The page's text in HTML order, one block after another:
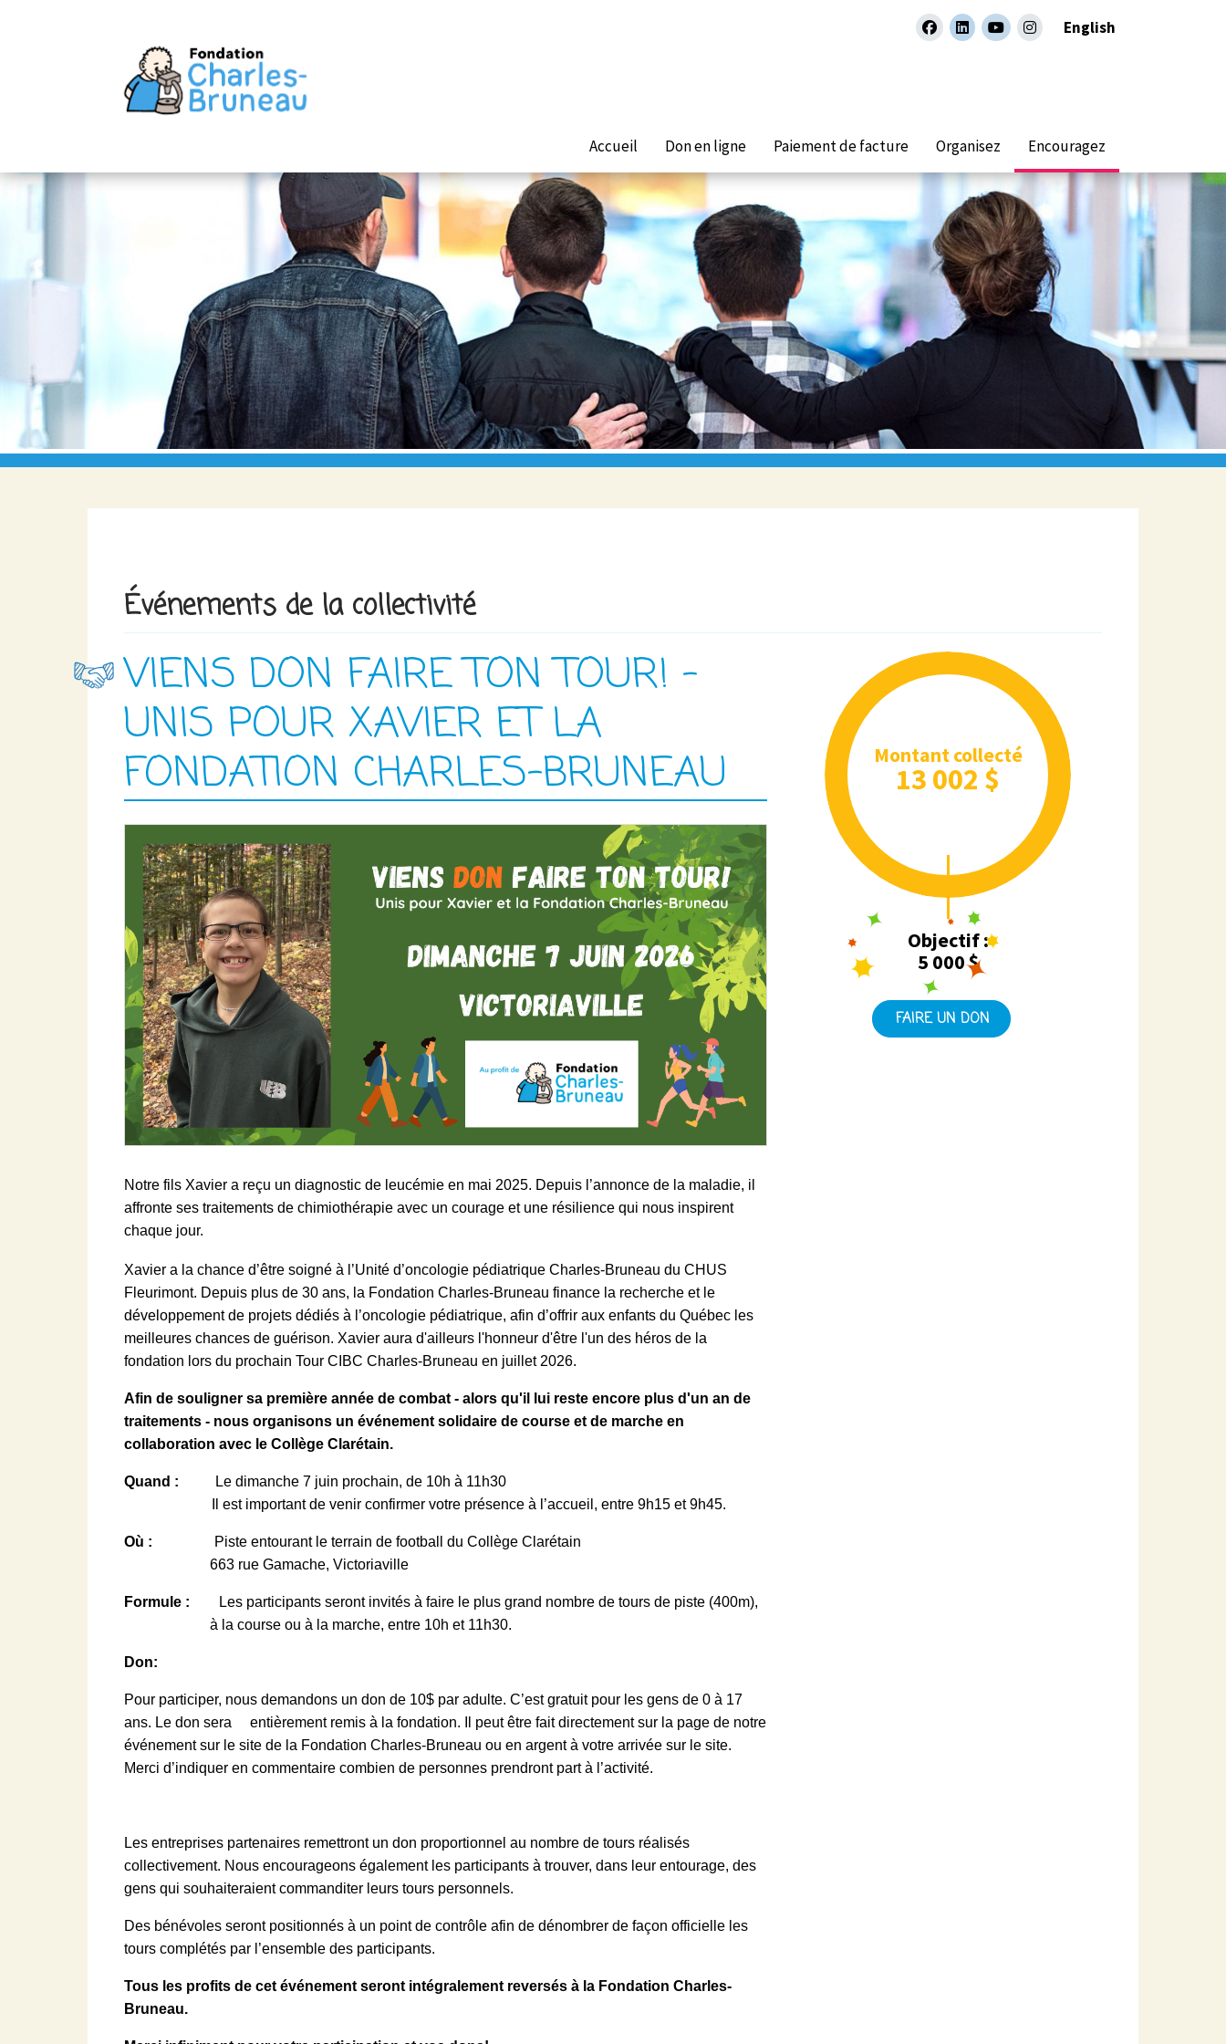
facebooklinkedinyoutubeinstagramEnglish
Accueil Don en ligne Paiement de facture Organisez Encouragez
Événements de la collectivité
VIENS DON FAIRE TON TOUR! -
UNIS POUR XAVIER ET LA
FONDATION CHARLES-BRUNEAU
Notre fils Xavier a reçu un diagnostic de leucémie en mai 2025. Depuis l’annonce de la maladie, il
affronte ses traitements de chimiothérapie avec un courage et une résilience qui nous inspirent
chaque jour.
Xavier a la chance d’être soigné à l’Unité d’oncologie pédiatrique Charles-Bruneau du CHUS
Fleurimont. Depuis plus de 30 ans, la Fondation Charles-Bruneau finance la recherche et le
développement de projets dédiés à l’oncologie pédiatrique, afin d’offrir aux enfants du Québec les
meilleures chances de guérison. Xavier aura d'ailleurs l'honneur d'être l'un des héros de la
fondation lors du prochain Tour CIBC Charles-Bruneau en juillet 2026.
Afin de souligner sa première année de combat - alors qu'il lui reste encore plus d'un an de
traitements - nous organisons un événement solidaire de course et de marche en
collaboration avec le Collège Clarétain.
Quand :
Le dimanche 7 juin prochain, de 10h à 11h30
Il est important de venir confirmer votre présence à l’accueil, entre 9h15 et 9h45.
Où : Piste entourant le terrain de football du Collège Clarétain
663 rue Gamache, Victoriaville
Formule : Les participants seront invités à faire le plus grand nombre de tours de piste (400m),
à la course ou à la marche, entre 10h et 11h30.
Don:
Pour participer, nous demandons un don de 10$ par adulte. C’est gratuit pour les gens de 0 à 17
ans. Le don sera entièrement remis à la fondation. Il peut être fait directement sur la page de notre
événement sur le site de la Fondation Charles-Bruneau ou en argent à votre arrivée sur le site.
Merci d’indiquer en commentaire combien de personnes prendront part à l’activité.
Les entreprises partenaires remettront un don proportionnel au nombre de tours réalisés
collectivement. Nous encourageons également les participants à trouver, dans leur entourage, des
gens qui souhaiteraient commanditer leurs tours personnels.
Des bénévoles seront positionnés à un point de contrôle afin de dénombrer de façon officielle les
tours complétés par l’ensemble des participants.
Tous les profits de cet événement seront intégralement reversés à la Fondation Charles-
Bruneau.
Montant collecté
13 002 $
Objectif :
5 000 $
FAIRE UN DON